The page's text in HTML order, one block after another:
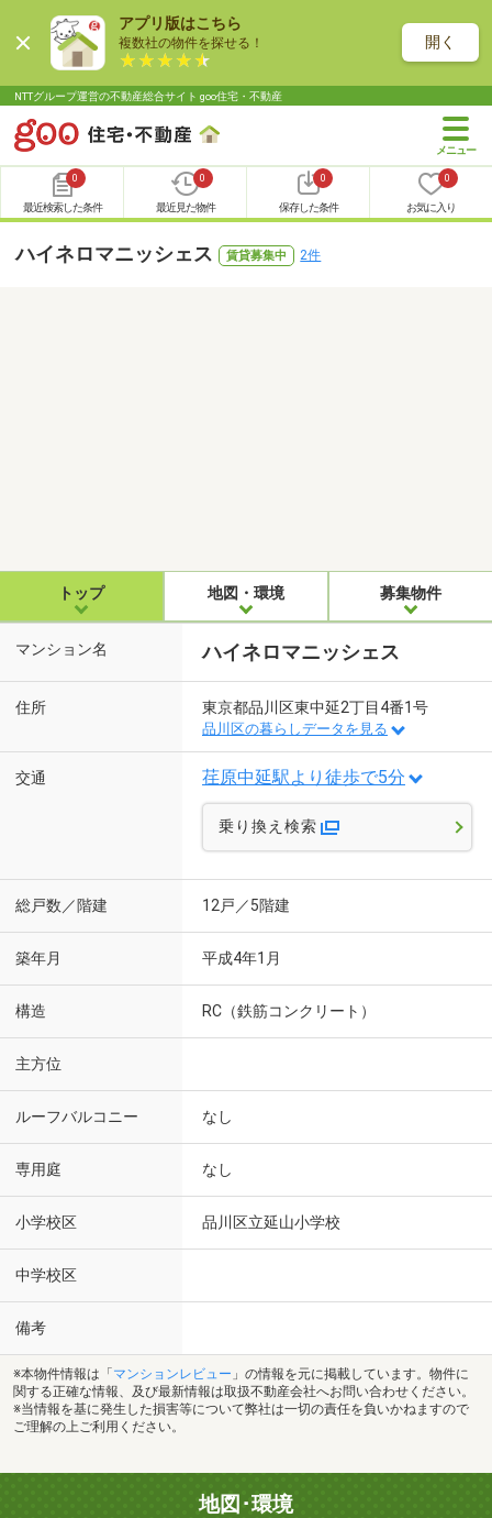
アプリ版はこちら
複数社の物件を探せる！ 開く
NTTグループ運営の不動産総合サイト goo住宅・不動産
0
最近検索した条件
0
最近見た物件
0
保存した条件
0
お気に入り
ハイネロマニッシェス 賃貸募集中 2件
トップ 地図・環境 募集物件
マンション名 ハイネロマニッシェス
住所 東京都品川区東中延2丁目4番1号
品川区の暮らしデータを見る
交通 荏原中延駅より徒歩で5分
乗り換え検索
総戸数／階建 12戸／5階建
築年月 平成4年1月
構造 RC（鉄筋コンクリート）
主方位
ルーフバルコニー なし
専用庭 なし
小学校区 品川区立延山小学校
中学校区
備考
※本物件情報は「 マンションレビュー 」の情報を元に掲載しています。物件に
関する正確な情報、及び最新情報は取扱不動産会社へお問い合わせください。
※当情報を基に発生した損害等について弊社は一切の責任を負いかねますので
ご理解の上ご利用ください。
地図･環境